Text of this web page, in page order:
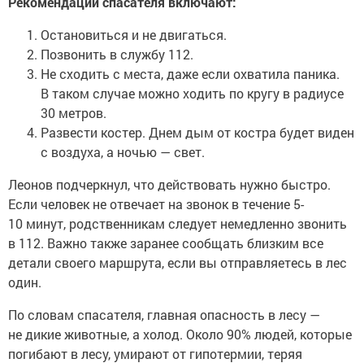
Остановиться и не двигаться.
Позвонить в службу 112.
Не сходить с места, даже если охватила паника.
В таком случае можно ходить по кругу в радиусе
30 метров.
Развести костер. Днем дым от костра будет виден
с воздуха, а ночью — свет.
Леонов подчеркнул, что действовать нужно быстро.
Если человек не отвечает на звонок в течение 5-
10 минут, родственникам следует немедленно звонить
в 112. Важно также заранее сообщать близким все
детали своего маршрута, если вы отправляетесь в лес
один.
По словам спасателя, главная опасность в лесу —
не дикие животные, а холод. Около 90% людей, которые
погибают в лесу, умирают от гипотермии, теряя